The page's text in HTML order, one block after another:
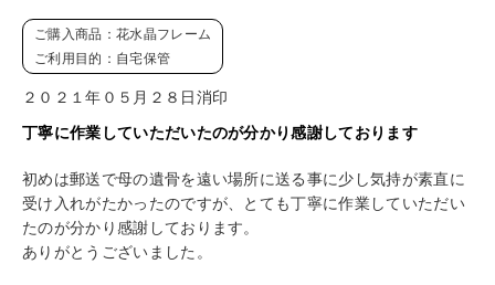
ご購入商品：花水晶フレーム
ご利用目的：自宅保管
２０２１年０５月２８日消印
丁寧に作業していただいたのが分かり感謝しております
初めは郵送で母の遺骨を遠い場所に送る事に少し気持が素直に
受け入れがたかったのですが、とても丁寧に作業していただい
たのが分かり感謝しております。
ありがとうございました。